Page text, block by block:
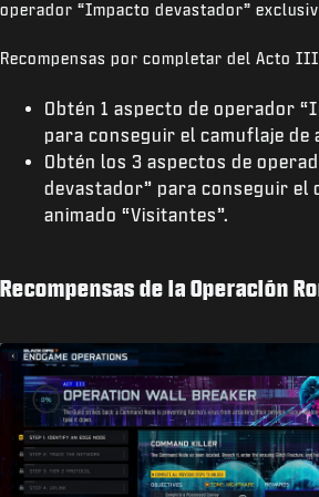
operador “Impacto devastador”
Recompensas por completar del Acto
Obtén 1 aspecto de operador
para conseguir el camuflaje de
Obtén los 3 aspectos de
devastador” para conseguir el
animado “Visitantes”.
Recompensas de la Operación